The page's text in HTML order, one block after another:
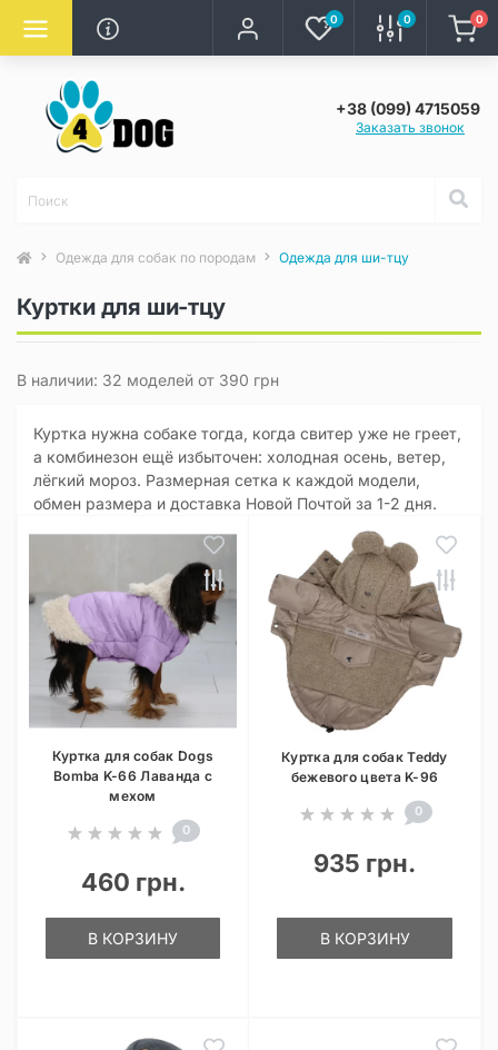
0 0 0
+38 (099) 4715059
Заказать звонок
Одежда для собак по породам Одежда для ши-тцу
Куртки для ши-тцу
В наличии: 32 моделей от 390 грн
Куртка нужна собаке тогда, когда свитер уже не греет,
а комбинезон ещё избыточен: холодная осень, ветер,
лёгкий мороз. Размерная сетка к каждой модели,
обмен размера и доставка Новой Почтой за 1-2 дня.
Куртка для собак Dogs
Bomba K-66 Лаванда с
мехом
0
460 грн.
В КОРЗИНУ
Куртка для собак Teddy
бежевого цвета K-96
0
935 грн.
В КОРЗИНУ